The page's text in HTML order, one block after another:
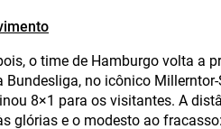
o time de Hamburgo volta a
Bundesliga, no icônico
8×1 para os visitantes. A
glórias e o modesto ao